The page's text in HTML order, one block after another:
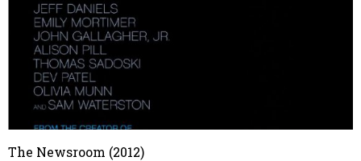
The Newsroom (2012)